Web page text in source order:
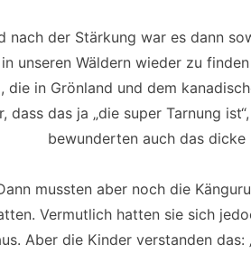
nach der Stärkung war es dann
unseren Wäldern wieder zu
die in Grönland und dem
dass das ja „die super Tarnung
bewunderten auch das
mussten aber noch die
Vermutlich hatten sie sich
Aber die Kinder verstanden